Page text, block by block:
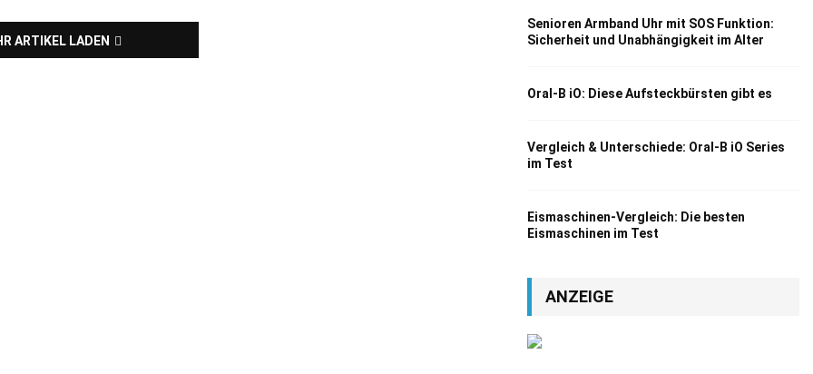
ARTIKEL LADEN
Senioren Armband Uhr mit SOS Funktion:
Sicherheit und Unabhängigkeit im Alter
Oral-B iO: Diese Aufsteckbürsten gibt es
Vergleich & Unterschiede: Oral-B iO Series
im Test
Eismaschinen-Vergleich: Die besten
Eismaschinen im Test
ANZEIGE